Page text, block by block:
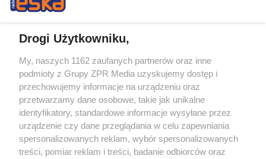
Żaden utwór zamieszczony w serwisie nie może być powielany i
rozpowszechniany lub dalej rozpowszechniany w jakikolwiek sposób (w
tym także elektroniczny lub mechaniczny) na jakimkolwiek polu
eksploatacji w jakiejkolwiek formie, włącznie z umieszczaniem w
Internecie bez pisemnej zgody właściciela praw. Jakiekolwiek użycie lub
wykorzystanie utworów w całości lub w części z naruszeniem prawa,
tzn. bez właściwej zgody, jest zabronione pod groźbą kary i może być
ścigane prawnie.
Drogi Użytkowniku,
My, naszych 1162 zaufanych partnerów oraz inne
podmioty z Grupy ZPR Media uzyskujemy dostęp i
przechowujemy informacje na urządzeniu oraz
przetwarzamy dane osobowe, takie jak unikalne
identyfikatory, standardowe informacje wysyłane przez
urządzenie czy dane przeglądania w celu zapewniania
spersonalizowanych reklam, wybór spersonalizowanych
treści, pomiar reklam i treści, badanie odbiorców oraz